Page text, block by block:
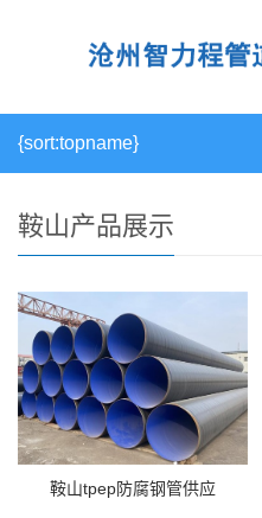
{sort:topname}
鞍山产品展示
鞍山tpep防腐钢管供应